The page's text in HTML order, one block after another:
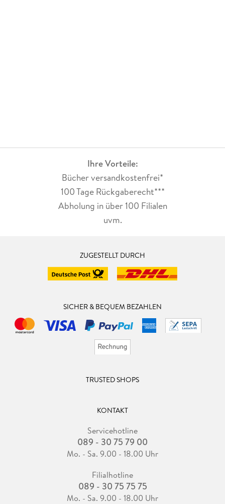
Ihre Vorteile:
Bücher versandkostenfrei*
100 Tage Rückgaberecht***
Abholung in über 100 Filialen
uvm.
ZUGESTELLT DURCH
SICHER & BEQUEM BEZAHLEN
TRUSTED SHOPS
KONTAKT
Servicehotline
089 - 30 75 79 00
Mo. - Sa. 9.00 - 18.00 Uhr
Filialhotline
089 - 30 75 75 75
Mo. - Sa. 9.00 - 18.00 Uhr